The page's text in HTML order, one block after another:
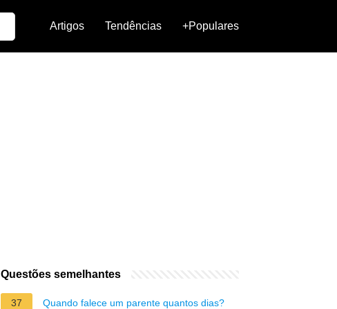
Artigos Tendências +Populares
Questões semelhantes
37 Quando falece um parente quantos dias?